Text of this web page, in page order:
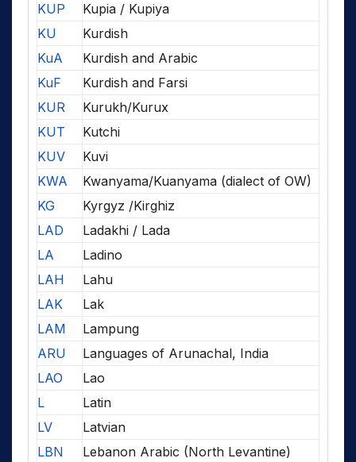
KUP
Kupia / Kupiya
KU
Kurdish
KuA
Kurdish and Arabic
KuF
Kurdish and Farsi
KUR
Kurukh/Kurux
KUT
Kutchi
KUV
Kuvi
KWA
Kwanyama/Kuanyama (dialect of OW)
KG
Kyrgyz /Kirghiz
LAD
Ladakhi / Lada
LA
Ladino
LAH
Lahu
LAK
Lak
LAM
Lampung
ARU
Languages of Arunachal, India
LAO
Lao
L
Latin
LV
Latvian
LBN
Lebanon Arabic (North Levantine)